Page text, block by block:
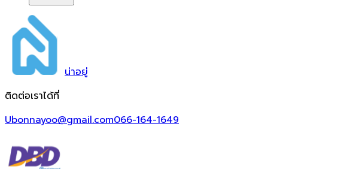
น่าอยู่
ติดต่อเราได้ที่
Ubonnayoo@gmail.com066-164-1649